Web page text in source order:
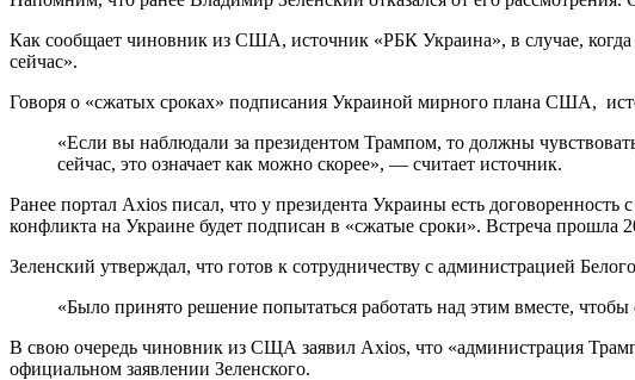
Как сообщает чиновник из США, источник «РБК Украина», в случае, когда
сейчас».
Говоря о «сжатых сроках» подписания Украиной мирного плана США,
«Если вы наблюдали за президентом Трампом, то должны
сейчас, это означает как можно скорее», — считает источник.
Ранее портал Axios писал, что у президента Украины есть
конфликта на Украине будет подписан в «сжатые сроки». Встреча прошла
Зеленский утверждал, что готов к сотрудничеству с администрацией
«Было принято решение попытаться работать над этим вместе,
В свою очередь чиновник из СЩА заявил Axios, что «администрация
официальном заявлении Зеленского.